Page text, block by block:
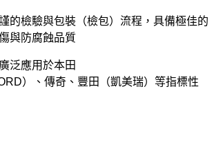
的檢驗與包裝（檢包）流程，具備極佳的
與防腐蝕品質
泛應用於本田
）、傳奇、豐田（凱美瑞）等指標性